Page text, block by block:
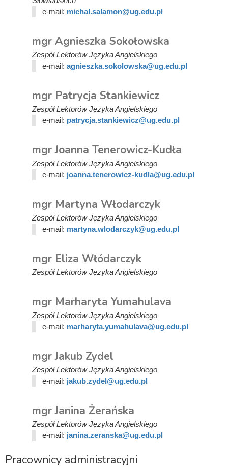
e-mail: michal.salamon@ug.edu.pl
mgr Agnieszka Sokołowska
Zespół Lektorów Języka Angielskiego
e-mail: agnieszka.sokolowska@ug.edu.pl
mgr Patrycja Stankiewicz
Zespół Lektorów Języka Angielskiego
e-mail: patrycja.stankiewicz@ug.edu.pl
mgr Joanna Tenerowicz-Kudła
Zespół Lektorów Języka Angielskiego
e-mail: joanna.tenerowicz-kudla@ug.edu.pl
mgr Martyna Włodarczyk
Zespół Lektorów Języka Angielskiego
e-mail: martyna.wlodarczyk@ug.edu.pl
mgr Eliza Włódarczyk
Zespół Lektorów Języka Angielskiego
mgr Marharyta Yumahulava
Zespół Lektorów Języka Angielskiego
e-mail: marharyta.yumahulava@ug.edu.pl
mgr Jakub Zydel
Zespół Lektorów Języka Angielskiego
e-mail: jakub.zydel@ug.edu.pl
mgr Janina Żerańska
Zespół Lektorów Języka Angielskiego
e-mail: janina.zeranska@ug.edu.pl
Pracownicy administracyjni